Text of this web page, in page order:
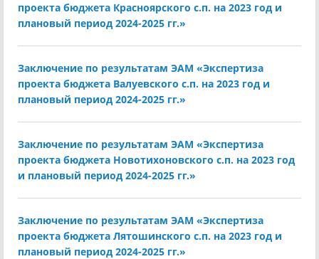
проекта бюджета Красноярского с.п. на 2023 год и
плановый период 2024-2025 гг.»
Заключение по результатам ЭАМ «Экспертиза
проекта бюджета Валуевского с.п. на 2023 год и
плановый период 2024-2025 гг.»
Заключение по результатам ЭАМ «Экспертиза
проекта бюджета Новотихоновского с.п. на 2023 год
и плановый период 2024-2025 гг.»
Заключение по результатам ЭАМ «Экспертиза
проекта бюджета Лятошинского с.п. на 2023 год и
плановый период 2024-2025 гг.»